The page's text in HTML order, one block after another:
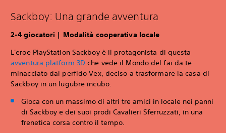
Sackboy: Una grande avventura
‎2-4 giocatori | Modalità cooperativa locale
L'eroe PlayStation Sackboy è il protagonista di questa
avventura platform 3D che vede il Mondo del fai da te
minacciato dal perfido Vex, deciso a trasformare la casa di
Sackboy in un lugubre incubo.
Gioca con un massimo di altri tre amici in locale nei panni
di Sackboy e dei suoi prodi Cavalieri Sferruzzati, in una
frenetica corsa contro il tempo.